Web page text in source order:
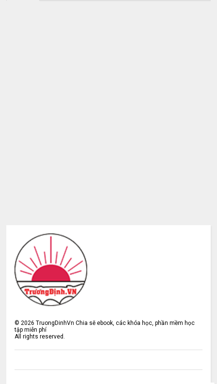
© 2026 TruongDinhVn Chia sẽ ebook, các khóa học, phần mềm học
tập miễn phí
All rights reserved.